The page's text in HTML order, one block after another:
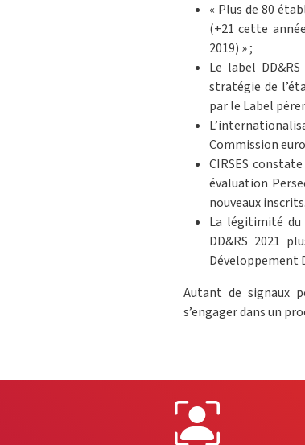
« Plus de 80
(+21 cette
2019) » ;
Le label
stratégie de
par le Label
Commission
CIRSES
évaluation
nouveaux inscrits.
La légitimité du
DD&RS 2021
Développement
Autant de signaux
s’engager dans un